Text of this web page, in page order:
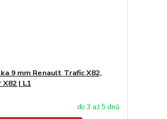
9 mm Renault Trafic X82,
| L1
do 3 až 5 dnů